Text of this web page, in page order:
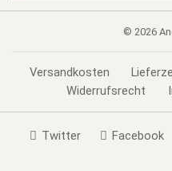
© 2026
Versandkosten
Widerrufsrecht
Twitter Facebook